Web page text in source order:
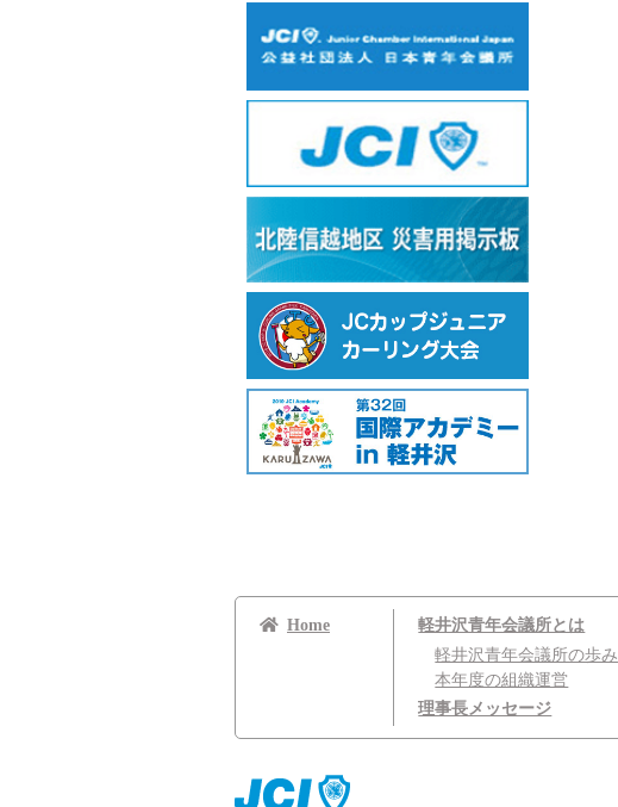
Home
軽井沢青年会議所とは
軽井沢青年会議所の歩み
本年度の組織運営
理事長メッセージ